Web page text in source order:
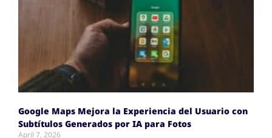
Google Maps Mejora la Experiencia del Usuario con
Subtítulos Generados por IA para Fotos
April 7, 2026